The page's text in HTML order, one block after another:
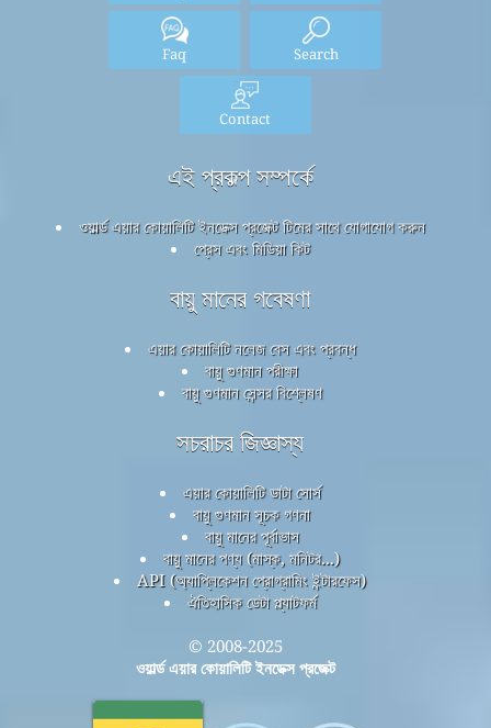
Faq Search
Contact
এই প্রকল্প সম্পর্কে
ওয়ার্ল্ড এয়ার কোয়ালিটি ইনডেক্স প্রজেক্ট টিমের সাথে যোগাযোগ করুন
প্রেস এবং মিডিয়া কিট
বায়ু মানের গবেষণা
এয়ার কোয়ালিটি নলেজ বেস এবং প্রবন্ধ
বায়ু গুণমান পরীক্ষা
বায়ু গুণমান সেন্সর বিশ্লেষণ
সচরাচর জিজ্ঞাস্য
এয়ার কোয়ালিটি ডাটা সোর্স
বায়ু গুণমান সূচক গণনা
বায়ু মানের পূর্বাভাস
বায়ু মানের পণ্য (মাস্ক, মনিটর...)
API (অ্যাপ্লিকেশন প্রোগ্রামিং ইন্টারফেস)
ঐতিহাসিক ডেটা প্ল্যাটফর্ম
© 2008-2025
ওয়ার্ল্ড এয়ার কোয়ালিটি ইনডেক্স প্রজেক্ট